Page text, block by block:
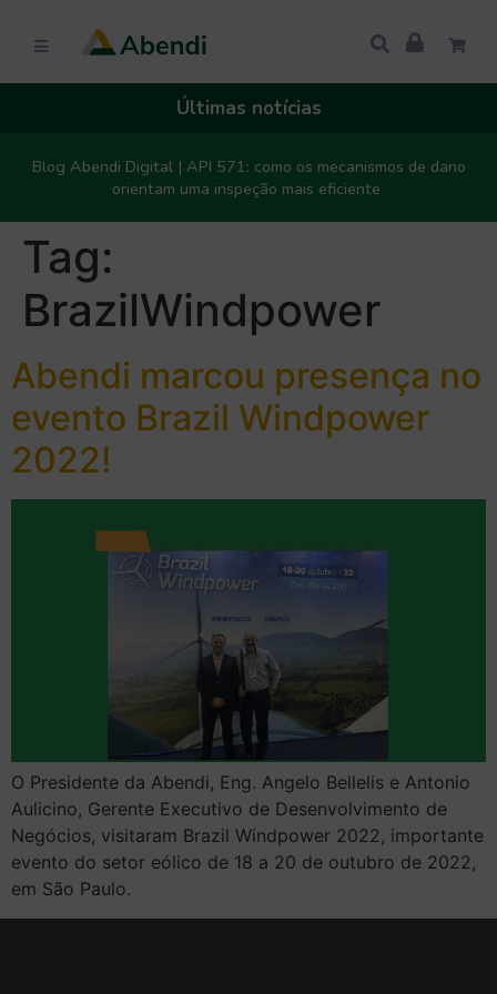
Últimas notícias
Blog Abendi Digital | API 571: como os mecanismos de dano
orientam uma inspeção mais eficiente
Tag:
BrazilWindpower
Abendi marcou presença no
evento Brazil Windpower
2022!
O Presidente da Abendi, Eng. Angelo Bellelis e Antonio
Aulicino, Gerente Executivo de Desenvolvimento de
Negócios, visitaram Brazil Windpower 2022, importante
evento do setor eólico de 18 a 20 de outubro de 2022,
em São Paulo.